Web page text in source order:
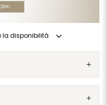
la disponibilità expand_more